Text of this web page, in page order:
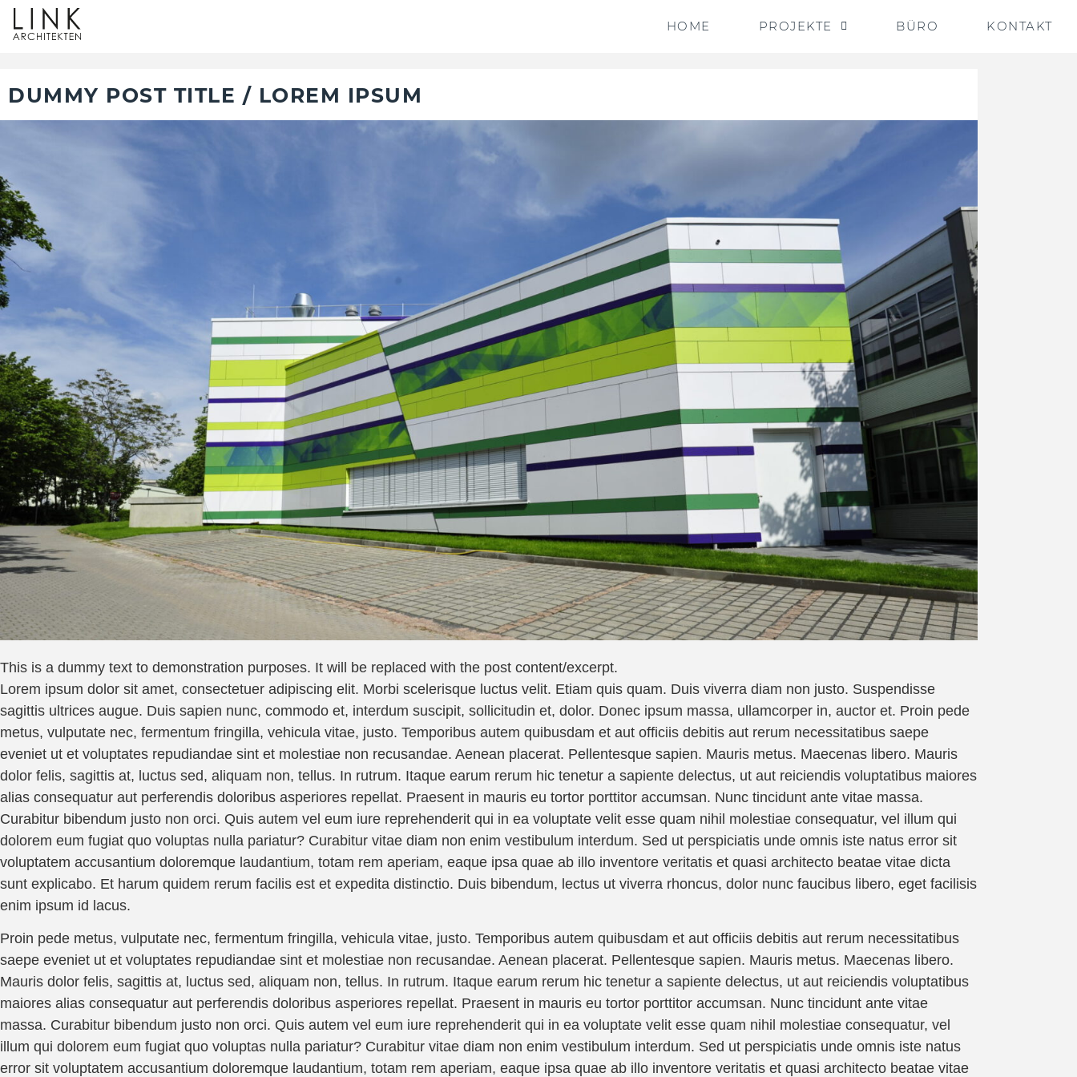
HOME PROJEKTE BÜRO KONTAKT
DUMMY POST TITLE / LOREM IPSUM
This is a dummy text to demonstration purposes. It will be replaced with the post content/excerpt.
Lorem ipsum dolor sit amet, consectetuer adipiscing elit. Morbi scelerisque luctus velit. Etiam quis quam. Duis viverra diam non justo. Suspendisse
sagittis ultrices augue. Duis sapien nunc, commodo et, interdum suscipit, sollicitudin et, dolor. Donec ipsum massa, ullamcorper in, auctor et. Proin pede
metus, vulputate nec, fermentum fringilla, vehicula vitae, justo. Temporibus autem quibusdam et aut officiis debitis aut rerum necessitatibus saepe
eveniet ut et voluptates repudiandae sint et molestiae non recusandae. Aenean placerat. Pellentesque sapien. Mauris metus. Maecenas libero. Mauris
dolor felis, sagittis at, luctus sed, aliquam non, tellus. In rutrum. Itaque earum rerum hic tenetur a sapiente delectus, ut aut reiciendis voluptatibus maiores
alias consequatur aut perferendis doloribus asperiores repellat. Praesent in mauris eu tortor porttitor accumsan. Nunc tincidunt ante vitae massa.
Curabitur bibendum justo non orci. Quis autem vel eum iure reprehenderit qui in ea voluptate velit esse quam nihil molestiae consequatur, vel illum qui
dolorem eum fugiat quo voluptas nulla pariatur? Curabitur vitae diam non enim vestibulum interdum. Sed ut perspiciatis unde omnis iste natus error sit
voluptatem accusantium doloremque laudantium, totam rem aperiam, eaque ipsa quae ab illo inventore veritatis et quasi architecto beatae vitae dicta
sunt explicabo. Et harum quidem rerum facilis est et expedita distinctio. Duis bibendum, lectus ut viverra rhoncus, dolor nunc faucibus libero, eget facilisis
enim ipsum id lacus.
Proin pede metus, vulputate nec, fermentum fringilla, vehicula vitae, justo. Temporibus autem quibusdam et aut officiis debitis aut rerum necessitatibus
saepe eveniet ut et voluptates repudiandae sint et molestiae non recusandae. Aenean placerat. Pellentesque sapien. Mauris metus. Maecenas libero.
Mauris dolor felis, sagittis at, luctus sed, aliquam non, tellus. In rutrum. Itaque earum rerum hic tenetur a sapiente delectus, ut aut reiciendis voluptatibus
maiores alias consequatur aut perferendis doloribus asperiores repellat. Praesent in mauris eu tortor porttitor accumsan. Nunc tincidunt ante vitae
massa. Curabitur bibendum justo non orci. Quis autem vel eum iure reprehenderit qui in ea voluptate velit esse quam nihil molestiae consequatur, vel
illum qui dolorem eum fugiat quo voluptas nulla pariatur? Curabitur vitae diam non enim vestibulum interdum. Sed ut perspiciatis unde omnis iste natus
error sit voluptatem accusantium doloremque laudantium, totam rem aperiam, eaque ipsa quae ab illo inventore veritatis et quasi architecto beatae vitae